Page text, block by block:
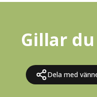
Gillar
Dela med